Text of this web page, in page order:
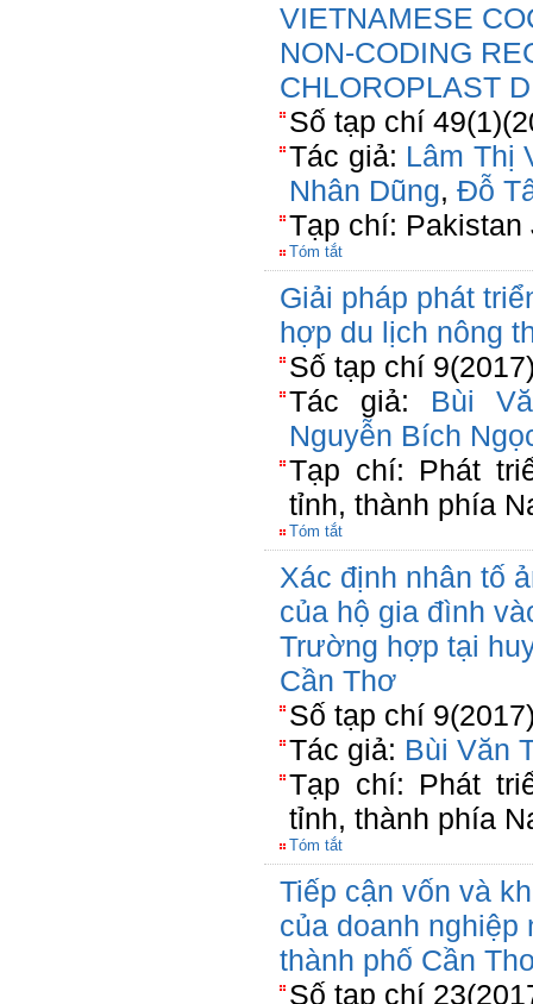
VIETNAMESE
NON-CODING
CHLOROPLAST
Số tạp chí
Tác giả: Lâm Thị
Nhân Dũng, Đỗ
Tạp chí: Pakistan
Tóm tắt
Giải pháp phát
hợp du lịch nông
Số tạp chí
Tác giả: Bùi
Nguyễn Bích
Tạp chí: Phát
tỉnh, thành phía
Tóm tắt
Xác định nhân tố
của hộ gia đình
Trường hợp tại
Cần Thơ
Số tạp chí
Tác giả: Bùi Văn
Tạp chí: Phát
tỉnh, thành phía
Tóm tắt
Tiếp cận vốn và
của doanh nghiệp
thành phố Cần
Số tạp chí